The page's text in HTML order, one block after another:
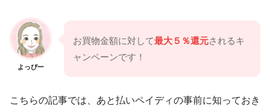
よっぴー
お買物金額に対して最大５％還元されるキ
ャンペーンです！
こちらの記事では、あと払いペイディの事前に知っておき